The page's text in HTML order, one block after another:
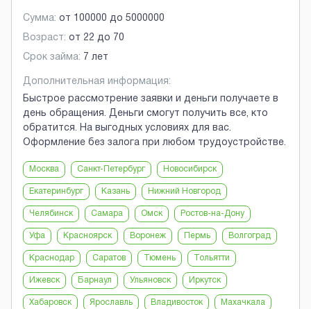
Сумма: от 100000 до 5000000
Возраст: от 22 до 70
Срок займа: 7 лет
Дополнительная информация:
Быстрое рассмотрение заявки и деньги получаете в
день обращения. Деньги смогут получить все, кто
обратится. На выгодных условиях для вас.
Оформление без залога при любом трудоустройстве.
Москва Санкт-Петербург Новосибирск
Екатеринбург Казань Нижний Новгород
Челябинск Самара Омск Ростов-на-Дону
Уфа Красноярск Воронеж Пермь Волгоград
Краснодар Саратов Тюмень Тольятти
Ижевск Барнаул Ульяновск Иркутск
Хабаровск Ярославль Владивосток Махачкала